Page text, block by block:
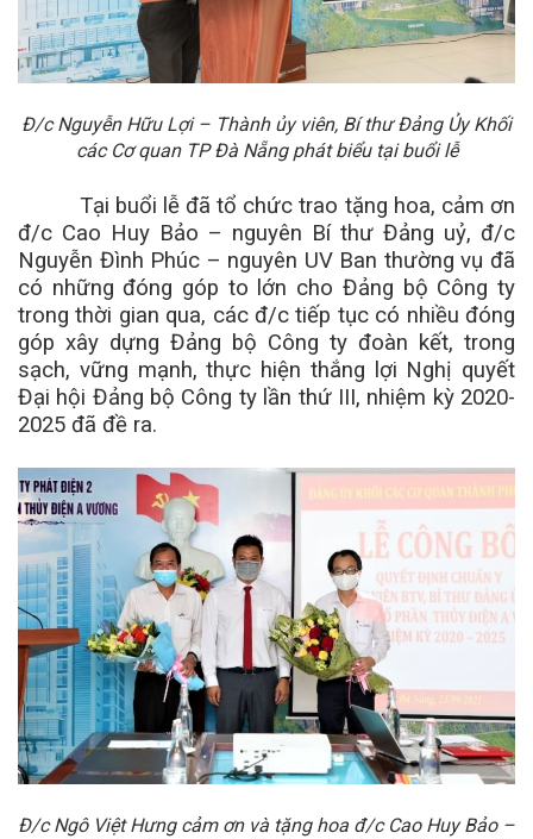
Đ/c Nguyễn Hữu Lợi – Thành ủy viên, Bí thư Đảng Ủy Khối
các Cơ quan TP Đà Nẵng phát biểu tại buổi lễ
Tại buổi lễ đã tổ chức trao tặng hoa, cảm ơn
đ/c Cao Huy Bảo – nguyên Bí thư Đảng uỷ, đ/c
Nguyễn Đình Phúc – nguyên UV Ban thường vụ đã
có những đóng góp to lớn cho Đảng bộ Công ty
trong thời gian qua, các đ/c tiếp tục có nhiều đóng
góp xây dựng Đảng bộ Công ty đoàn kết, trong
sạch, vững mạnh, thực hiện thắng lợi Nghị quyết
Đại hội Đảng bộ Công ty lần thứ III, nhiệm kỳ 2020-
2025 đã đề ra.
Đ/c Ngô Việt Hưng cảm ơn và tặng hoa đ/c Cao Huy Bảo –